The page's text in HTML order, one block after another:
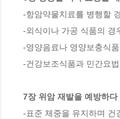
-항암약물치료를 병행할
-외식이나 가공 식품의 경
-영양음료나 영양보충식
-건강보조식품과 민간요
7장 위암 재발을 예방하다
-표준 체중을 유지하며 건